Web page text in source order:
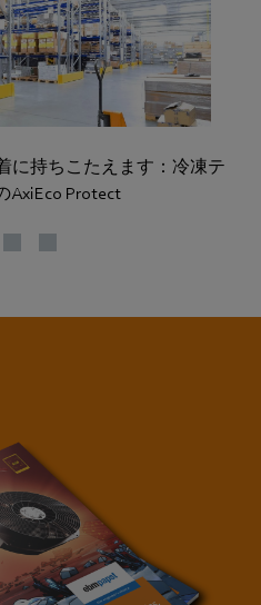
に持ちこたえます：冷凍テ
AxiEco Protect